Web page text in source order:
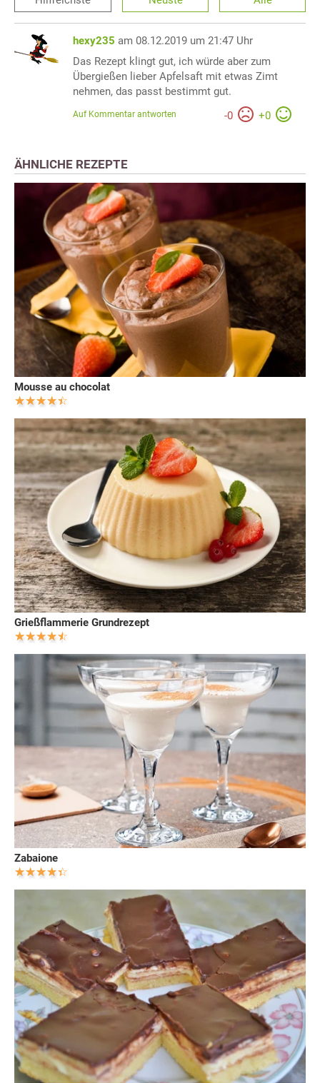
hexy235 am 08.12.2019 um 21:47 Uhr
Das Rezept klingt gut, ich würde aber zum
Übergießen lieber Apfelsaft mit etwas Zimt
nehmen, das passt bestimmt gut.
-0 +0
Auf Kommentar antworten
ÄHNLICHE REZEPTE
Mousse au chocolat
Grießflammerie Grundrezept
Zabaione